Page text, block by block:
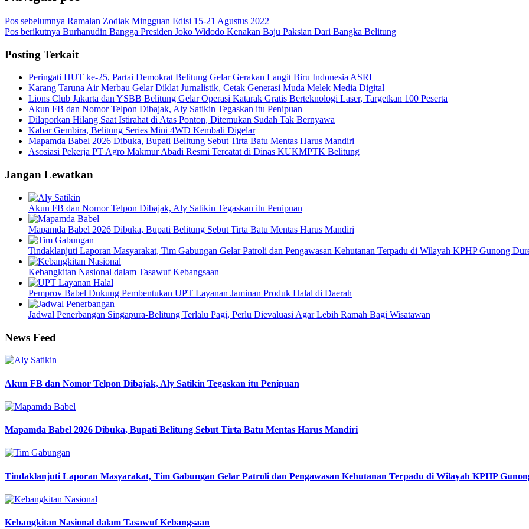
Pos sebelumnya Ramalan Zodiak Mingguan Edisi 15-21 Agustus 2022
Pos berikutnya Burhanudin Bangga Presiden Joko Widodo Kenakan Baju Paksian Dari Bangka Belitung
Posting Terkait
Peringati HUT ke-25, Partai Demokrat Belitung Gelar Gerakan Langit Biru Indonesia ASRI
Karang Taruna Air Merbau Gelar Diklat Jurnalistik, Cetak Generasi Muda Melek Media Digital
Lions Club Jakarta dan YSBB Belitung Gelar Operasi Katarak Gratis Berteknologi Laser, Targetkan 100 Peserta
Akun FB dan Nomor Telpon Dibajak, Aly Satikin Tegaskan itu Penipuan
Dilaporkan Hilang Saat Istirahat di Atas Ponton, Ditemukan Sudah Tak Bernyawa
Kabar Gembira, Belitung Series Mini 4WD Kembali Digelar
Mapamda Babel 2026 Dibuka, Bupati Belitung Sebut Tirta Batu Mentas Harus Mandiri
Asosiasi Pekerja PT Agro Makmur Abadi Resmi Tercatat di Dinas KUKMPTK Belitung
Jangan Lewatkan
Akun FB dan Nomor Telpon Dibajak, Aly Satikin Tegaskan itu Penipuan
Mapamda Babel 2026 Dibuka, Bupati Belitung Sebut Tirta Batu Mentas Harus Mandiri
Tindaklanjuti Laporan Masyarakat, Tim Gabungan Gelar Patroli dan Pengawasan Kehutanan Terpadu di Wilayah KPHP Gunong
Kebangkitan Nasional dalam Tasawuf Kebangsaan
Pemprov Babel Dukung Pembentukan UPT Layanan Jaminan Produk Halal di Daerah
Jadwal Penerbangan Singapura-Belitung Terlalu Pagi, Perlu Dievaluasi Agar Lebih Ramah Bagi Wisatawan
News Feed
Akun FB dan Nomor Telpon Dibajak, Aly Satikin Tegaskan itu Penipuan
Mapamda Babel 2026 Dibuka, Bupati Belitung Sebut Tirta Batu Mentas Harus Mandiri
Tindaklanjuti Laporan Masyarakat, Tim Gabungan Gelar Patroli dan Pengawasan Kehutanan Terpadu di Wilayah KPHP
Kebangkitan Nasional dalam Tasawuf Kebangsaan